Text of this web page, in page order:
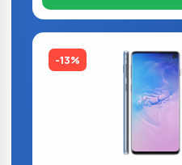
-13%